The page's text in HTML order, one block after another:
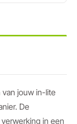
van jouw in-lite
De
in een